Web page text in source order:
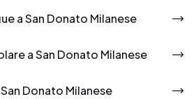
a San Donato Milanese
a San Donato Milanese
Donato Milanese